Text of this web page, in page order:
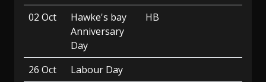
02 Oct
Hawke's bay
Anniversary
Day
HB
26 Oct
Labour Day